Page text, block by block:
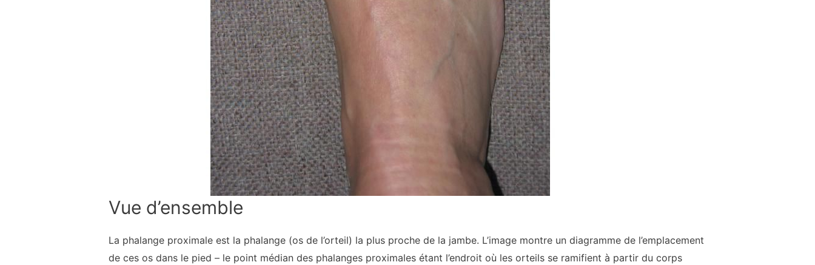
Vue d’ensemble
La phalange proximale est la phalange (os de l’orteil) la plus proche de la jambe. L’image montre un diagramme de l’emplacement
de ces os dans le pied – le point médian des phalanges proximales étant l’endroit où les orteils se ramifient à partir du corps